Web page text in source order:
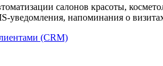
салонов красоты,
уведомления, напоминания о
(CRM)